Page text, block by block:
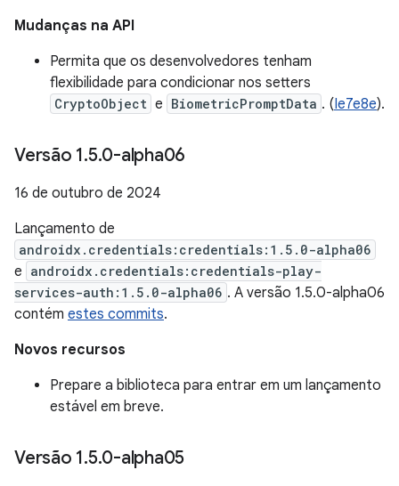
Mudanças na API
Permita que os desenvolvedores tenham
flexibilidade para condicionar nos setters
CryptoObject e BiometricPromptData . (Ie7e8e).
Versão 1.5.0-alpha06
16 de outubro de 2024
Lançamento de
androidx.credentials:credentials:1.5.0-alpha06
e androidx.credentials:credentials-play-
services-auth:1.5.0-alpha06 . A versão 1.5.0-alpha06
contém estes commits.
Novos recursos
Prepare a biblioteca para entrar em um lançamento
estável em breve.
Versão 1.5.0-alpha05